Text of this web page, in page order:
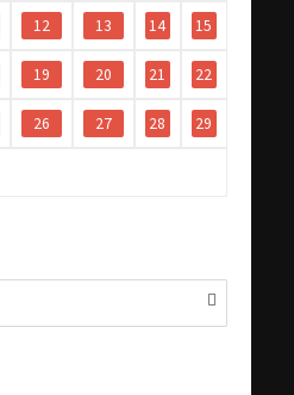
12 13 14 15
19 20 21 22
26 27 28 29